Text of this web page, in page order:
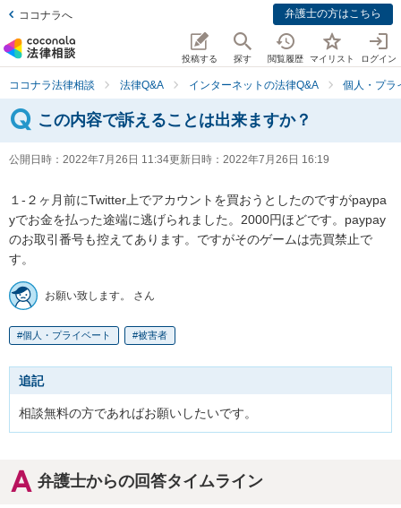
ココナラへ 弁護士の方はこちら
投稿する 探す 閲覧履歴 マイリスト ログイン
ココナラ法律相談 法律Q&A インターネットの法律Q&A 個人・プラ
この内容で訴えることは出来ますか？
公開日時： 2022年7月26日 11:34更新日時： 2022年7月26日 16:19
１-２ヶ月前にTwitter上でアカウントを買おうとしたのですがpaypa
yでお金を払った途端に逃げられました。2000円ほどです。paypay
のお取引番号も控えてあります。ですがそのゲームは売買禁止で
す。
お願い致します。 さん
個人・プライベート 被害者
追記
相談無料の方であればお願いしたいです。
弁護士からの回答タイムライン